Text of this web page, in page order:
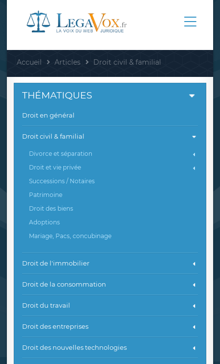
Accueil Articles Droit civil & familial
THÉMATIQUES
Droit en général
Droit civil & familial
Divorce et séparation
Droit et vie privée
Successions / Notaires
Patrimoine
Droit des biens
Adoptions
Mariage, Pacs, concubinage
Droit de l'immobilier
Droit de la consommation
Droit du travail
Droit des entreprises
Droit des nouvelles technologies